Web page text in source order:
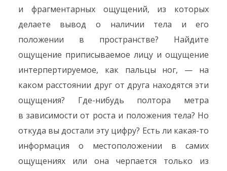
и фрагментарных ощущений, из которых
делаете вывод о наличии тела и его
положении в пространстве? Найдите
ощущение приписываемое лицу и ощущение
интерпертируемое, как пальцы ног, — на
каком расстоянии друг от друга находятся эти
ощущения? Где-нибудь полтора метра
в зависимости от роста и положения тела? Но
откуда вы достали эту цифру? Есть ли какая-то
информация о местоположении в самих
ощущениях или она черпается только из